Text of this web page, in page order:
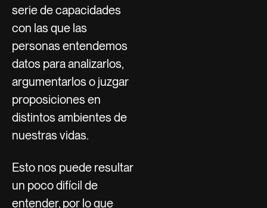
serie de capacidades
con las que las
personas entendemos
datos para analizarlos,
argumentarlos o juzgar
proposiciones en
distintos ambientes de
nuestras vidas.
Esto nos puede resultar
un poco difícil de
entender, por lo que